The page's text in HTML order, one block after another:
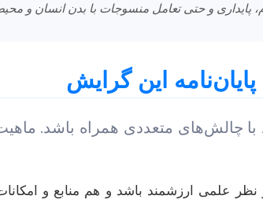
پایداری و حتی تعامل منسوجات با بدن انسان و
این گرایش
چالش‌های متعددی همراه باشد.
علمی ارزشمند باشد و هم منابع و